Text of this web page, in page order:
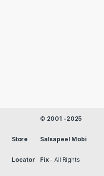
Store
Locator
© 2001 -2025
Salsapeel Mobi
Fix- All Rights